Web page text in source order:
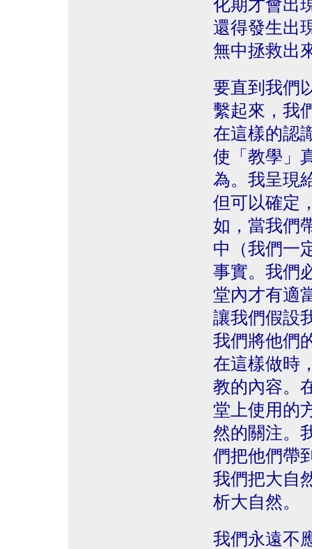
化期才會出
還得發生出
無中拯救出
要直到我們
繫起來，我
在這樣的認
使「教學」
為。我呈現
但可以確定
如，當我們
中（我們一
事實。我們
堂內才有適
讓我們假設
我們將他們
在這樣做時
教的內容。
堂上使用的
然的關注。
們把他們帶
我們把大自
析大自然。
我們永遠不